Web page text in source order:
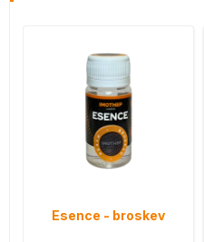
Esence - broskev